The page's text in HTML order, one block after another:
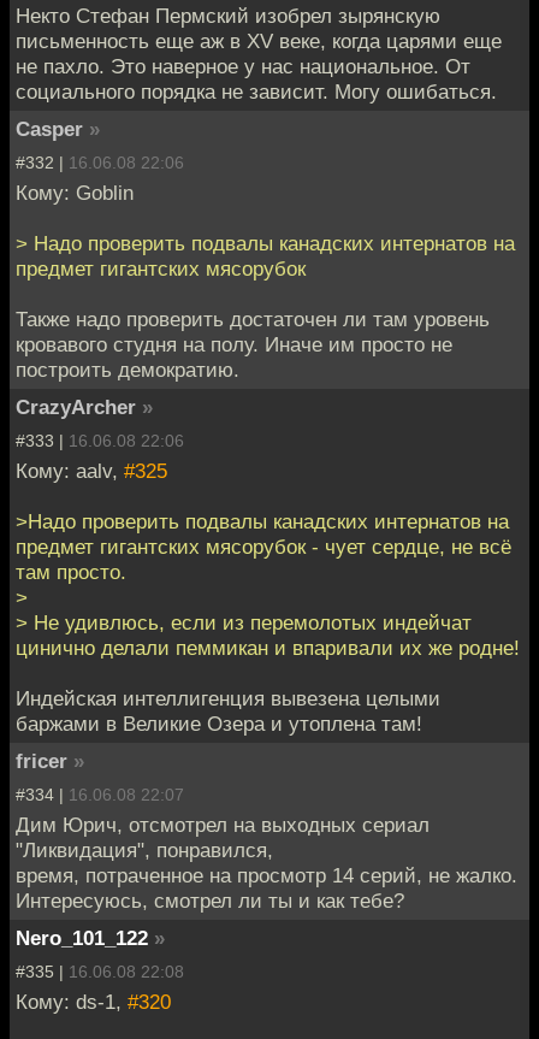
Некто Стефан Пермский изобрел зырянскую
письменность еще аж в XV веке, когда царями еще
не пахло. Это наверное у нас национальное. От
социального порядка не зависит. Могу ошибаться.
Casper »
#332 | 16.06.08 22:06
Кому: Goblin
> Надо проверить подвалы канадских интернатов на
предмет гигантских мясорубок
Также надо проверить достаточен ли там уровень
кровавого студня на полу. Иначе им просто не
построить демократию.
CrazyArcher »
#333 | 16.06.08 22:06
Кому: aalv, #325
>Надо проверить подвалы канадских интернатов на
предмет гигантских мясорубок - чует сердце, не всё
там просто.
>
> Не удивлюсь, если из перемолотых индейчат
цинично делали пеммикан и впаривали их же родне!
Индейская интеллигенция вывезена целыми
баржами в Великие Озера и утоплена там!
fricer »
#334 | 16.06.08 22:07
Дим Юрич, отсмотрел на выходных сериал
"Ликвидация", понравился,
время, потраченное на просмотр 14 серий, не жалко.
Интересуюсь, смотрел ли ты и как тебе?
Nero_101_122 »
#335 | 16.06.08 22:08
Кому: ds-1, #320